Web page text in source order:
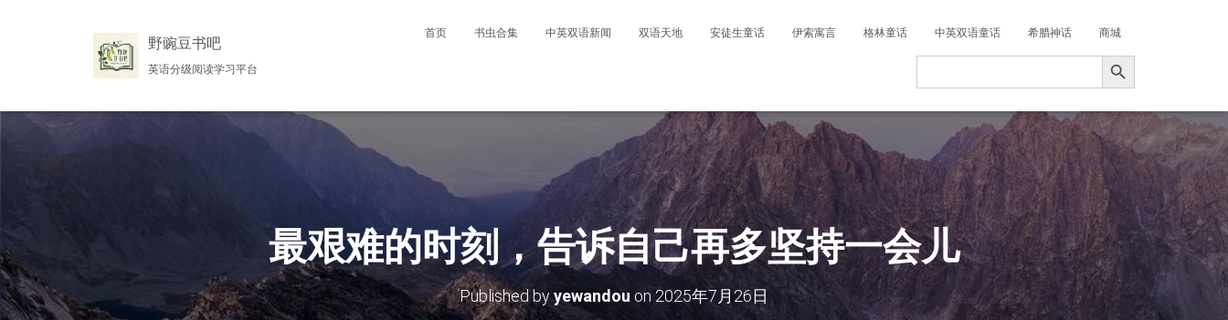
野豌豆书吧
英语分级阅读学习平台
首页 书虫合集 中英双语新闻 双语天地 安徒生童话 伊索寓言 格林童话 中英双语童话 希腊神话 商城
Search
搜索按钮
最艰难的时刻，告诉自己再多坚持一会儿
Published byyewandou on 2025年7月26日